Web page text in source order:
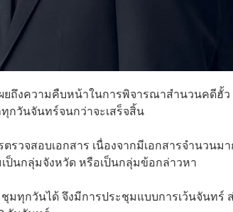
ผยถึงความคืบหน้าในการพิจารณาสำนวนคดีฮั้ว
กวันจันทร์จนกว่าจะเสร็จสิ้น
วจสอบเอกสาร เนื่องจากมีเอกสารจำนวนมา
ป็นกลุ่มจังหวัด หรือเป็นกลุ่มข้อกล่าวหา
มทุกวันได้ จึงมีการประชุมแบบการเว้นจันทร์